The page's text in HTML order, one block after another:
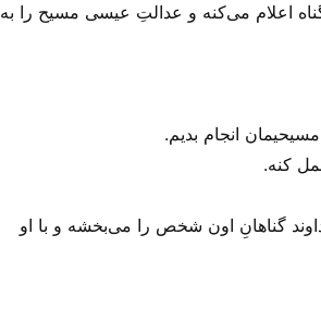
اعلام می‌‌کنه و عدالتِ عیسی مسیح را به
انجام بدیم.
کنه.
گناهانِ اون شخص را می‌‌بخشه و با او